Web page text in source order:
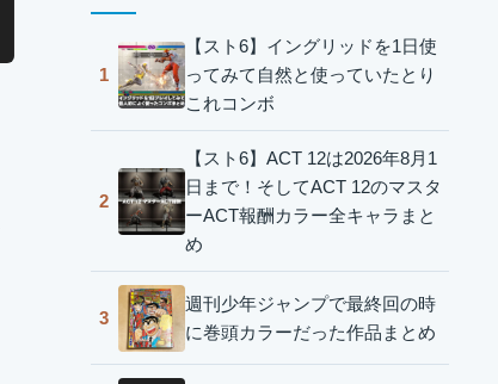
1
【スト6】イングリッドを1日使
ってみて自然と使っていたとり
これコンボ
2
【スト6】ACT 12は2026年8月1
日まで！そしてACT 12のマスタ
ーACT報酬カラー全キャラまと
め
3
週刊少年ジャンプで最終回の時
に巻頭カラーだった作品まとめ